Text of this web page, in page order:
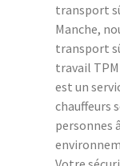
transport
Manche,
transport
travail
est un
chauffeurs
personnes